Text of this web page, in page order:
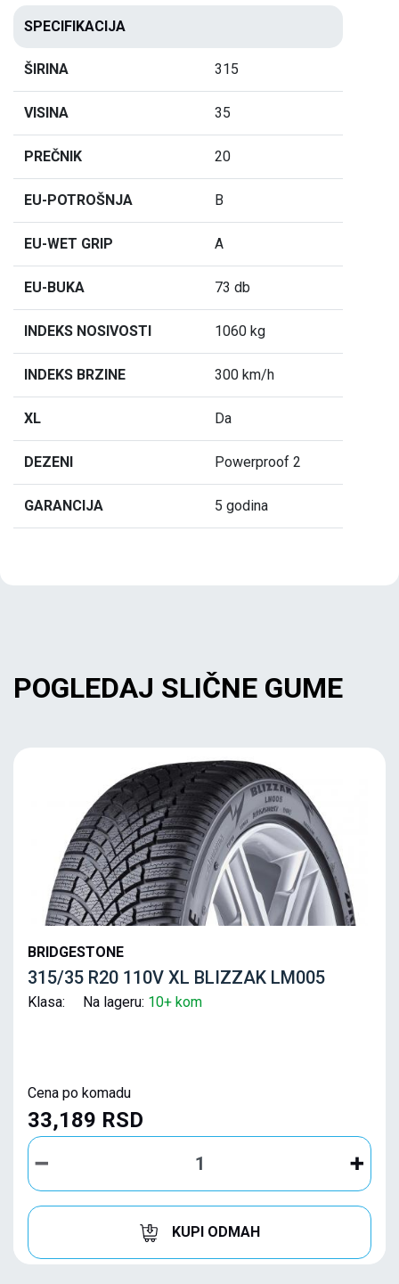
SPECIFIKACIJA
ŠIRINA 315
VISINA 35
PREČNIK 20
EU-POTROŠNJA B
EU-WET GRIP A
EU-BUKA 73 db
INDEKS NOSIVOSTI 1060 kg
INDEKS BRZINE 300 km/h
XL Da
DEZENI Powerproof 2
GARANCIJA 5 godina
POGLEDAJ SLIČNE GUME
BRIDGESTONE
315/35 R20 110V XL BLIZZAK LM005
Klasa: Na lageru: 10+ kom
Cena po komadu
33,189 RSD
KUPI ODMAH